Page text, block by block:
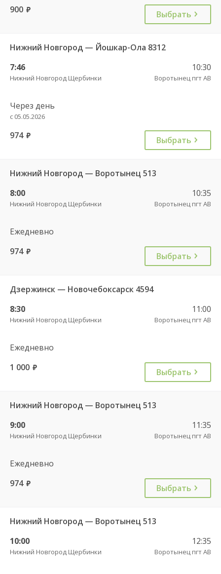
900 руб. Выбрать
Нижний Новгород — Йошкар-Ола 8312
7:46
Нижний Новгород Щербинки
10:30
Воротынец пгт АВ
Через день
с 05.05.2026
974 руб. Выбрать
Нижний Новгород — Воротынец 513
8:00
Нижний Новгород Щербинки
10:35
Воротынец пгт АВ
Ежедневно
974 руб. Выбрать
Дзержинск — Новочебоксарск 4594
8:30
Нижний Новгород Щербинки
11:00
Воротынец пгт АВ
Ежедневно
1 000 руб. Выбрать
Нижний Новгород — Воротынец 513
9:00
Нижний Новгород Щербинки
11:35
Воротынец пгт АВ
Ежедневно
974 руб. Выбрать
Нижний Новгород — Воротынец 513
10:00
Нижний Новгород Щербинки
12:35
Воротынец пгт АВ